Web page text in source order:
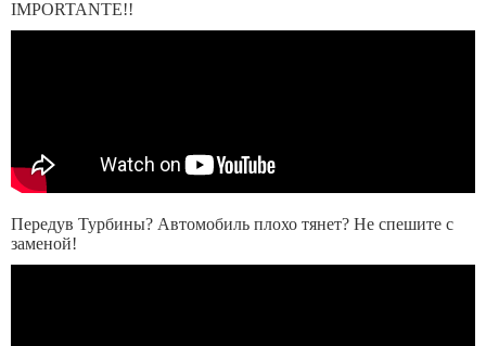
IMPORTANTE!!
Передув Турбины? Автомобиль плохо тянет? Не спешите с
заменой!